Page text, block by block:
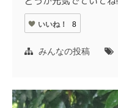
いいね！ 8
みんなの投稿